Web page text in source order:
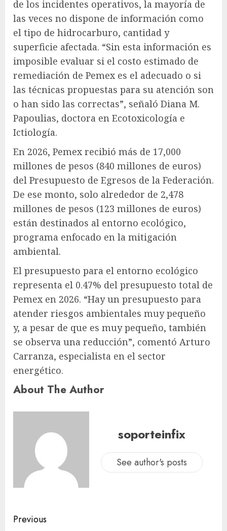
de los incidentes operativos, la mayoría de
las veces no dispone de información como
el tipo de hidrocarburo, cantidad y
superficie afectada. “Sin esta información es
imposible evaluar si el costo estimado de
remediación de Pemex es el adecuado o si
las técnicas propuestas para su atención son
o han sido las correctas”, señaló Diana M.
Papoulias, doctora en Ecotoxicología e
Ictiología.
En 2026, Pemex recibió más de 17,000
millones de pesos (840 millones de euros)
del Presupuesto de Egresos de la Federación.
De ese monto, solo alrededor de 2,478
millones de pesos (123 millones de euros)
están destinados al entorno ecológico,
programa enfocado en la mitigación
ambiental.
El presupuesto para el entorno ecológico
representa el 0.47% del presupuesto total de
Pemex en 2026. “Hay un presupuesto para
atender riesgos ambientales muy pequeño
y, a pesar de que es muy pequeño, también
se observa una reducción”, comentó Arturo
Carranza, especialista en el sector
energético.
About The Author
soporteinfix
See author's posts
Previous